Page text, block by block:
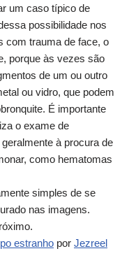
um caso típico de
possibilidade nos
com trauma de face, o
porque às vezes são
de um ou outro
ou vidro, que podem
É importante
o exame de
à procura de
como hematomas
simples de se
nas imagens.
estranho por Jezreel